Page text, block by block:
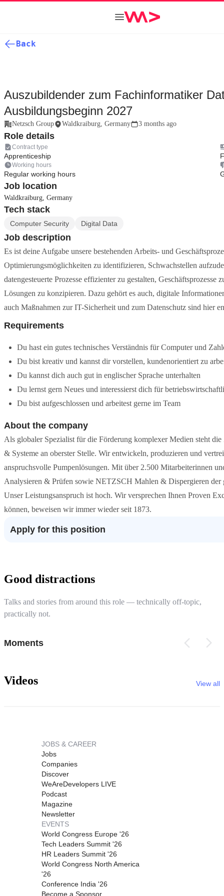
Back
Auszubildender zum Fachinformatiker
Ausbildungsbeginn 2027
Netzsch Group Waldkraiburg, Germany 3 months ago
Role details
Contract type
Apprenticeship
Working hours
Regular working hours
Job location
Waldkraiburg, Germany
Tech stack
Computer Security Digital Data
Job description
Es ist deine Aufgabe unsere bestehenden Arbeits- und
Optimierungsmöglichkeiten zu identifizieren, Schwachstellen
datengesteuerte Prozesse effizienter zu gestalten,
Lösungen zu konzipieren. Dazu gehört es auch, digitale
auch Maßnahmen zur IT-Sicherheit und zum Datenschutz sind hier
Requirements
Du hast ein gutes technisches Verständnis für Computer und
Du bist kreativ und kannst dir vorstellen, kundenorientiert zu
Du kannst dich auch gut in englischer Sprache unterhalten
Du lernst gern Neues und interessierst dich für
Du bist aufgeschlossen und arbeitest gerne im Team
About the company
Als globaler Spezialist für die Förderung komplexer Medien steht
& Systeme an oberster Stelle. Wir entwickeln, produzieren und
anspruchsvolle Pumpenlösungen. Mit über 2.500 Mitarbeiterinnen
Analysieren & Prüfen sowie NETZSCH Mahlen & Dispergieren der
Unser Leistungsanspruch ist hoch. Wir versprechen Ihnen Proven
können, beweisen wir immer wieder seit 1873.
Apply for this position
Good distractions
Talks and stories from around this role — technically off-topic,
practically not.
Moments
Videos View all
JOBS & CAREER
Jobs
Companies
Discover
WeAreDevelopers LIVE
Podcast
Magazine
Newsletter
EVENTS
World Congress Europe '26
Tech Leaders Summit '26
HR Leaders Summit '26
World Congress North America
'26
Conference India '26
Become a Sponsor